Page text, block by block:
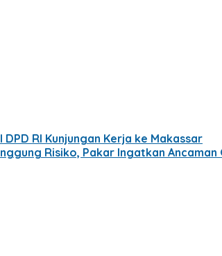
RI Kunjungan Kerja ke Makassar
Risiko, Pakar Ingatkan